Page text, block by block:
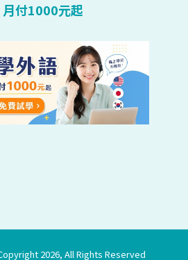
付1000元起
2026, All Rights Reserved